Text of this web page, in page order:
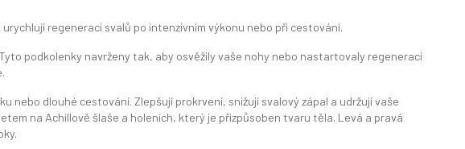
regeneraci svalů po intenzivním výkonu nebo při cestování.
podkolenky navrženy tak, aby osvěžily vaše nohy nebo nastartovaly regeneraci
nebo dlouhé cestování. Zlepšují prokrvení, snižují svalový zápal a udržují vaše
na Achillově šlaše a holeních, který je přizpůsoben tvaru těla. Levá a pravá